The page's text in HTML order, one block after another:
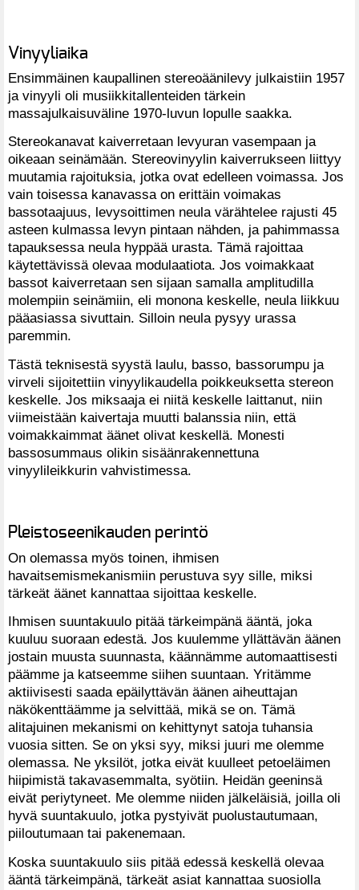
Vinyyliaika
Ensimmäinen kaupallinen stereoäänilevy julkaistiin 1957
ja vinyyli oli musiikkitallenteiden tärkein
massajulkaisuväline 1970-luvun lopulle saakka.
Stereokanavat kaiverretaan levyuran vasempaan ja
oikeaan seinämään. Stereovinyylin kaiverrukseen liittyy
muutamia rajoituksia, jotka ovat edelleen voimassa. Jos
vain toisessa kanavassa on erittäin voimakas
bassotaajuus, levysoittimen neula värähtelee rajusti 45
asteen kulmassa levyn pintaan nähden, ja pahimmassa
tapauksessa neula hyppää urasta. Tämä rajoittaa
käytettävissä olevaa modulaatiota. Jos voimakkaat
bassot kaiverretaan sen sijaan samalla amplitudilla
molempiin seinämiin, eli monona keskelle, neula liikkuu
pääasiassa sivuttain. Silloin neula pysyy urassa
paremmin.
Tästä teknisestä syystä laulu, basso, bassorumpu ja
virveli sijoitettiin vinyylikaudella poikkeuksetta stereon
keskelle. Jos miksaaja ei niitä keskelle laittanut, niin
viimeistään kaivertaja muutti balanssia niin, että
voimakkaimmat äänet olivat keskellä. Monesti
bassosummaus olikin sisäänrakennettuna
vinyylileikkurin vahvistimessa.
Pleistoseenikauden perintö
On olemassa myös toinen, ihmisen
havaitsemismekanismiin perustuva syy sille, miksi
tärkeät äänet kannattaa sijoittaa keskelle.
Ihmisen suuntakuulo pitää tärkeimpänä ääntä, joka
kuuluu suoraan edestä. Jos kuulemme yllättävän äänen
jostain muusta suunnasta, käännämme automaattisesti
päämme ja katseemme siihen suuntaan. Yritämme
aktiivisesti saada epäilyttävän äänen aiheuttajan
näkökenttäämme ja selvittää, mikä se on. Tämä
alitajuinen mekanismi on kehittynyt satoja tuhansia
vuosia sitten. Se on yksi syy, miksi juuri me olemme
olemassa. Ne yksilöt, jotka eivät kuulleet petoeläimen
hiipimistä takavasemmalta, syötiin. Heidän geeninsä
eivät periytyneet. Me olemme niiden jälkeläisiä, joilla oli
hyvä suuntakuulo, jotka pystyivät puolustautumaan,
piiloutumaan tai pakenemaan.
Koska suuntakuulo siis pitää edessä keskellä olevaa
ääntä tärkeimpänä, tärkeät asiat kannattaa suosiolla